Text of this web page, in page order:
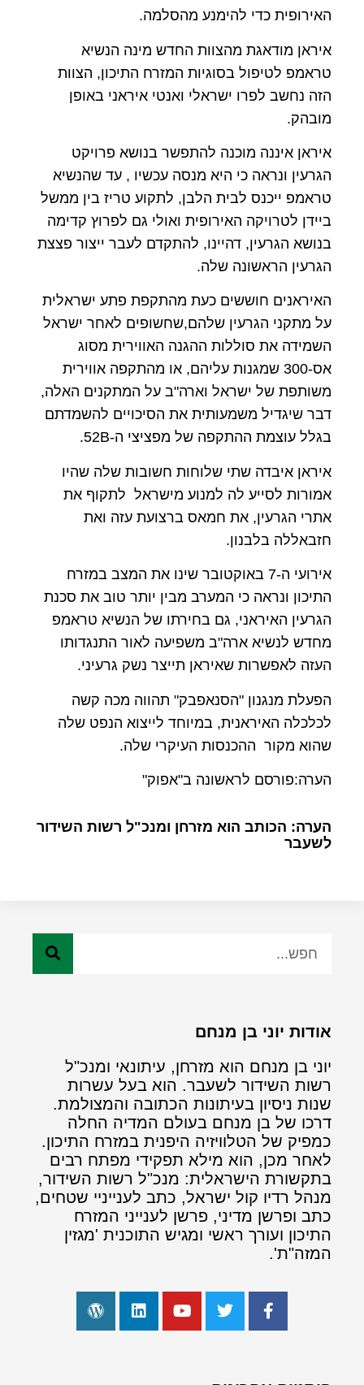
האירופית כדי להימנע מהסלמה.
איראן מודאגת מהצוות החדש מינה הנשיא
טראמפ לטיפול בסוגיות המזרח התיכון, הצוות
הזה נחשב לפרו ישראלי ואנטי איראני באופן
מובהק.
איראן איננה מוכנה להתפשר בנושא פרויקט
הגרעין ונראה כי היא מנסה עכשיו , עד שהנשיא
טראמפ ייכנס לבית הלבן, לתקוע טריז בין ממשל
ביידן לטרויקה האירופית ואולי גם לפרוץ קדימה
בנושא הגרעין, דהיינו, להתקדם לעבר ייצור פצצת
הגרעין הראשונה שלה.
האיראנים חוששים כעת מהתקפת פתע ישראלית
על מתקני הגרעין שלהם,שחשופים לאחר ישראל
השמידה את סוללות ההגנה האווירית מסוג
אס-300 שמגנות עליהם, או מהתקפה אווירית
משותפת של ישראל וארה"ב על המתקנים האלה,
דבר שיגדיל משמעותית את הסיכויים להשמדתם
בגלל עוצמת ההתקפה של מפציצי ה-52B.
איראן איבדה שתי שלוחות חשובות שלה שהיו
אמורות לסייע לה למנוע מישראל לתקוף את
אתרי הגרעין, את חמאס ברצועת עזה ואת
חזבאללה בלבנון.
אירועי ה-7 באוקטובר שינו את המצב במזרח
התיכון ונראה כי המערב מבין יותר טוב את סכנת
הגרעין האיראני, גם בחירתו של הנשיא טראמפ
מחדש לנשיא ארה"ב משפיעה לאור התנגדותו
העזה לאפשרות שאיראן תייצר נשק גרעיני.
הפעלת מנגנון "הסנאפבק" תהווה מכה קשה
לכלכלה האיראנית, במיוחד לייצוא הנפט שלה
שהוא מקור ההכנסות העיקרי שלה.
הערה:פורסם לראשונה ב"אפוק"
הערה: הכותב הוא מזרחן ומנכ"ל רשות השידור
לשעבר
אודות יוני בן מנחם
יוני בן מנחם הוא מזרחן, עיתונאי ומנכ"ל
רשות השידור לשעבר. הוא בעל עשרות
שנות ניסיון בעיתונות הכתובה והמצולמת.
דרכו של בן מנחם בעולם המדיה החלה
כמפיק של הטלוויזיה היפנית במזרח התיכון.
לאחר מכן, הוא מילא תפקידי מפתח רבים
בתקשורת הישראלית: מנכ"ל רשות השידור,
מנהל רדיו קול ישראל, כתב לענייניי שטחים,
כתב ופרשן מדיני, פרשן לענייני המזרח
התיכון ועורך ראשי ומגיש התוכנית 'מגזין
המזה"ת'.